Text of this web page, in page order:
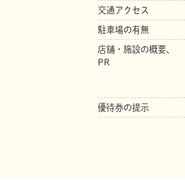
交通アクセス
駐車場の有無
店舗・施設の概要、
PR
優待券の提示